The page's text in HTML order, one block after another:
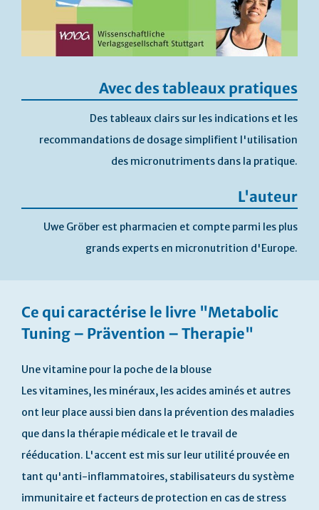
Avec des tableaux pratiques
Des tableaux clairs sur les indications et les
recommandations de dosage simplifient l'utilisation
des micronutriments dans la pratique.
L'auteur
Uwe Gröber est pharmacien et compte parmi les plus
grands experts en micronutrition d'Europe.
début
d’images
Ce qui caractérise le livre "Metabolic
Tuning – Prävention – Therapie"
Une vitamine pour la poche de la blouse
Les vitamines, les minéraux, les acides aminés et autres
ont leur place aussi bien dans la prévention des maladies
que dans la thérapie médicale et le travail de
rééducation. L'accent est mis sur leur utilité prouvée en
tant qu'anti-inflammatoires, stabilisateurs du système
immunitaire et facteurs de protection en cas de stress